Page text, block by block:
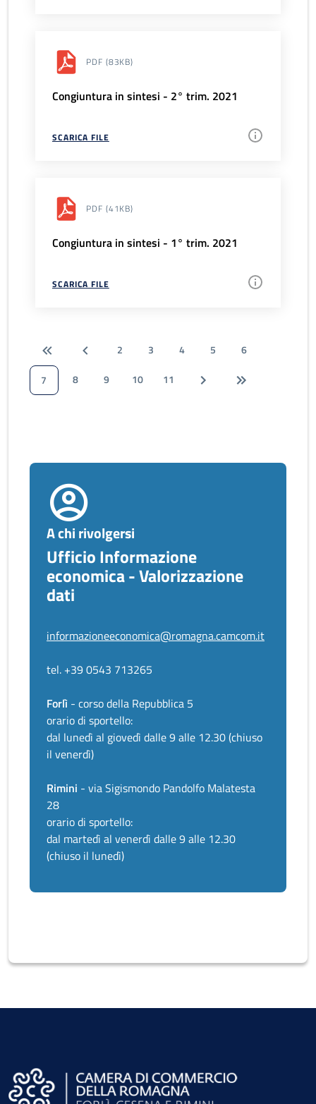
PDF (83KB)
Congiuntura in sintesi - 2° trim. 2021
SCARICA FILE
PDF (41KB)
Congiuntura in sintesi - 1° trim. 2021
SCARICA FILE
2 3 4 5
6
7
8 9 10 11
A chi rivolgersi
Ufficio Informazione
economica - Valorizzazione
dati
informazioneeconomica@romagna.camcom.it
tel. +39 0543 713265
Forlì - corso della Repubblica 5
orario di sportello:
dal lunedì al giovedì dalle 9 alle 12.30 (chiuso
il venerdì)
Rimini - via Sigismondo Pandolfo Malatesta
28
orario di sportello:
dal martedì al venerdì dalle 9 alle 12.30
(chiuso il lunedì)